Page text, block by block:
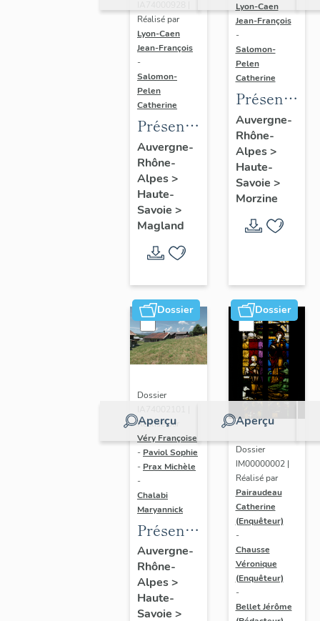
Réalisé par
Lyon-Caen
Jean-François
-
Salomon-
Pelen
Catherine
Présentation
de la
commune
de
Magland
Auvergne-
Rhône-
Alpes>
Haute-
Savoie >
Magland
Lyon-Caen
Jean-François
-
Salomon-
Pelen
Catherine
de l'aire
d'étude
d'Avoriaz
Auvergne-
Rhône-
Alpes>
Haute-
Savoie >
Morzine
Dossier
Aperçu
Dossier
Réalisé par
Véry Françoise
- Paviol Sophie
- Prax Michèle
-
Chalabi
Maryannick
Présentation
de l'aire
d'étude
Megève
Auvergne-
Rhône-
Alpes>
Haute-
Savoie >
Dossier
Aperçu
Dossier
IM00000002 |
Réalisé par
Pairaudeau
Catherine
(Enquêteur)
-
Chausse
Véronique
(Enquêteur)
-
Bellet Jérôme